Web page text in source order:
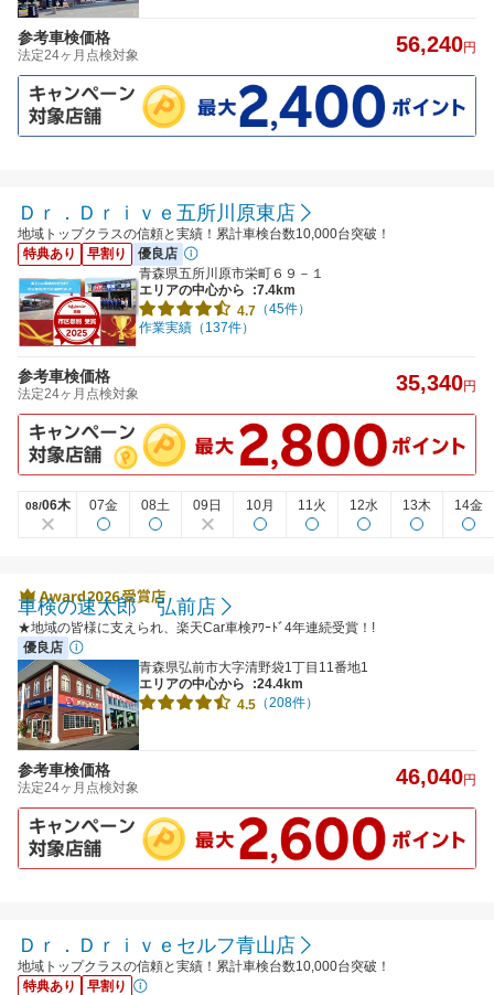
参考車検価格
法定24ヶ月点検対象 56,240円
Ｄｒ．Ｄｒｉｖｅ五所川原東店
地域トップクラスの信頼と実績！累計車検台数10,000台突破！
特典あり
早割り
優良店
青森県五所川原市栄町６９－１
エリアの中心から
:7.4km
4.7 （45件）
作業実績（137件）
参考車検価格
法定24ヶ月点検対象 35,340円
08/06木 07金 08土 09日 10月 11火 12水 13木 14金
車検の速太郎 弘前店
★地域の皆様に支えられ、楽天Car車検ｱﾜｰﾄﾞ4年連続受賞！!
優良店
青森県弘前市大字清野袋1丁目11番地1
エリアの中心から
:24.4km
4.5 （208件）
参考車検価格
法定24ヶ月点検対象 46,040円
Ｄｒ．Ｄｒｉｖｅセルフ青山店
地域トップクラスの信頼と実績！累計車検台数10,000台突破！
特典あり
早割り